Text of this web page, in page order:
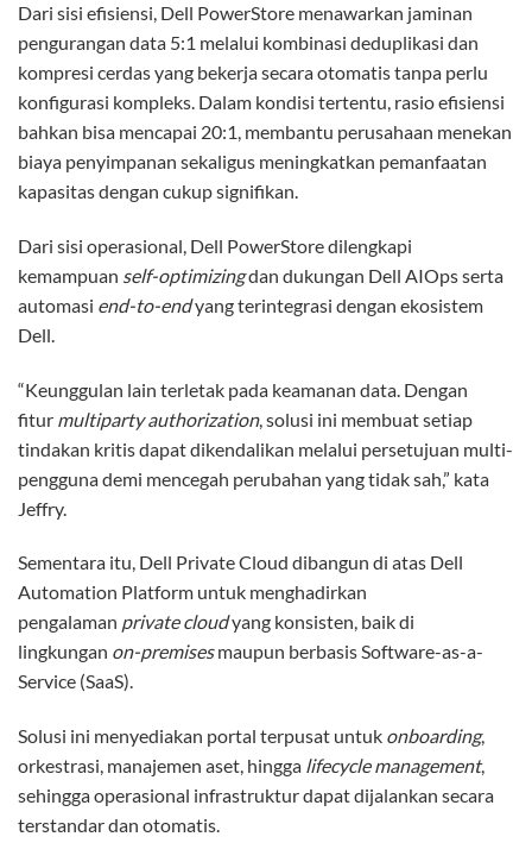
Dari sisi efisiensi, Dell PowerStore menawarkan jaminan
pengurangan data 5:1 melalui kombinasi deduplikasi dan
kompresi cerdas yang bekerja secara otomatis tanpa perlu
konfigurasi kompleks. Dalam kondisi tertentu, rasio efisiensi
bahkan bisa mencapai 20:1, membantu perusahaan menekan
biaya penyimpanan sekaligus meningkatkan pemanfaatan
kapasitas dengan cukup signifikan.
Dari sisi operasional, Dell PowerStore dilengkapi
kemampuan self-optimizingdan dukungan Dell AIOps serta
automasi end-to-endyang terintegrasi dengan ekosistem
Dell.
“Keunggulan lain terletak pada keamanan data. Dengan
fitur multiparty authorization, solusi ini membuat setiap
tindakan kritis dapat dikendalikan melalui persetujuan multi-
pengguna demi mencegah perubahan yang tidak sah,” kata
Jeffry.
Sementara itu, Dell Private Cloud dibangun di atas Dell
Automation Platform untuk menghadirkan
pengalaman private cloudyang konsisten, baik di
lingkungan on-premisesmaupun berbasis Software-as-a-
Service (SaaS).
Solusi ini menyediakan portal terpusat untuk onboarding,
orkestrasi, manajemen aset, hingga lifecycle management,
sehingga operasional infrastruktur dapat dijalankan secara
terstandar dan otomatis.